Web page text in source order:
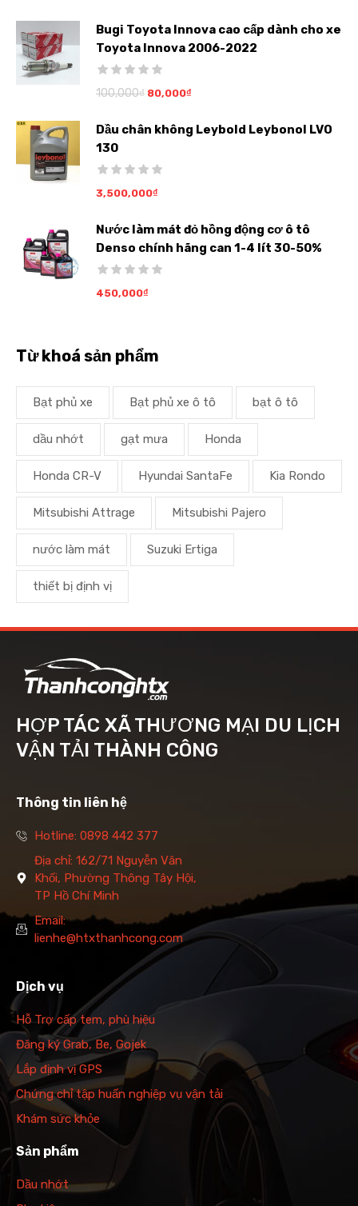
Bugi Toyota Innova cao cấp dành cho xe
Toyota Innova 2006-2022
100,000₫ 80,000₫
Dầu chân không Leybold Leybonol LVO
130
3,500,000₫
Nước làm mát đỏ hồng động cơ ô tô
Denso chính hãng can 1-4 lít 30-50%
450,000₫
Từ khoá sản phẩm
Bạt phủ xe Bạt phủ xe ô tô bạt ô tô
dầu nhớt gạt mưa Honda
Honda CR-V Hyundai SantaFe Kia Rondo
Mitsubishi Attrage Mitsubishi Pajero
nước làm mát Suzuki Ertiga
thiết bị định vị
HỢP TÁC XÃ THƯƠNG MẠI DU LỊCH
VẬN TẢI THÀNH CÔNG
Thông tin liên hệ
Hotline: 0898 442 377
Địa chỉ: 162/71 Nguyễn Văn
Khối, Phường Thông Tây Hội,
TP Hồ Chí Minh
Email:
lienhe@htxthanhcong.com
Dịch vụ
Hỗ Trợ cấp tem, phù hiệu
Đăng ký Grab, Be, Gojek
Lắp định vị GPS
Chứng chỉ tập huấn nghiệp vụ vận tải
Khám sức khỏe
Sản phẩm
Dầu nhớt